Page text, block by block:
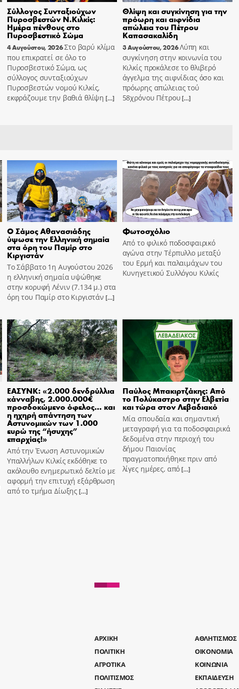
Σύλλογος Συνταξιούχων
Πυροσβεστών Ν.Κιλκίς:
Ημέρα πένθους στο
Πυροσβεστικό Σώμα
4 Αυγούστου, 2026Στο βαρύ κλίμα
που επικρατεί σε όλο το
Πυροσβεστικό Σώμα, ως
σύλλογος συνταξιούχων
Πυροσβεστών νομού Κιλκίς,
εκφράζουμε την βαθιά θλίψη […]
Θλίψη και συγκίνηση για την
πρόωρη και αιφνίδια
απώλεια του Πέτρου
Καπασακαλίδη
3 Αυγούστου, 2026Λύπη και
συγκίνηση στην κοινωνία του
Κιλκίς προκάλεσε το θλιβερό
άγγελμα της αιφνίδιας όσο και
πρόωρης απώλειας τού
58χρόνου Πέτρου[…]
Ο Σάμος Αθανασιάδης
ύψωσε την Ελληνική σημαία
στα όρη του Παμίρ στο
Κιργιστάν
Το Σάββατο 1η Αυγούστου 2026
η ελληνική σημαία υψώθηκε
στην κορυφή Λένιν (7.134 μ.) στα
όρη του Παμίρ στο Κιργιστάν […]
Φωτοσχόλιο
Από το φιλικό ποδοσφαιρικό
αγώνα στην Τέρπυλλο μεταξύ
του Ερμή και παλαιμάχων του
Κυνηγετικού Συλλόγου Κιλκίς
ΕΑΣΥΝΚ: «2.000 δενδρύλλια
κάνναβης, 2.000.000€
προσδοκώμενο όφελος… και
η ηχηρή απάντηση των
Αστυνομικών των 1.000
ευρώ της “ήσυχης”
επαρχίας!»
Από την Ένωση Αστυνομικών
Υπαλλήλων Κιλκίς εκδόθηκε το
ακόλουθο ενημερωτικό δελτίο με
αφορμή την επιτυχή εξάρθρωση
από το τμήμα Δίωξης[…]
Παύλος Μπακιρτζάκης: Από
το Πολύκαστρο στην Ελβετία
και τώρα στον Λεβαδιακό
Μία σπουδαία και σημαντική
μεταγραφή για τα ποδοσφαιρικά
δεδομένα στην περιοχή του
δήμου Παιονίας
πραγματοποιήθηκε πριν από
λίγες ημέρες, από[…]
AΡΧΙΚΗ
ΑΘΛΗΤΙΣΜΟΣ
ΠΟΛΙΤΙΚΗ
ΟΙΚΟΝΟΜΙΑ
ΑΓΡΟΤΙΚΑ
ΚΟΙΝΩΝΙΑ
ΠΟΛΙΤΙΣΜΟΣ
ΕΚΠΑΙΔΕΥΣΗ